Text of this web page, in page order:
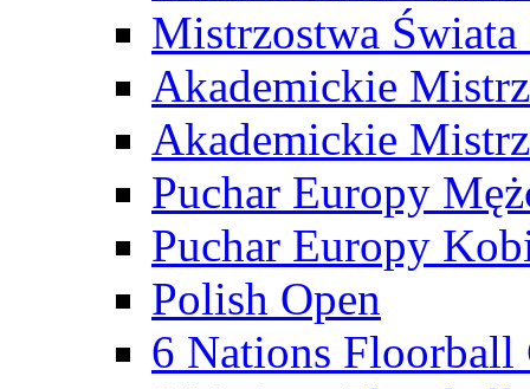
Mistrzostwa
Akademickie
Akademickie
Puchar Europy
Puchar Europy
Polish Open
6 Nations Floorball